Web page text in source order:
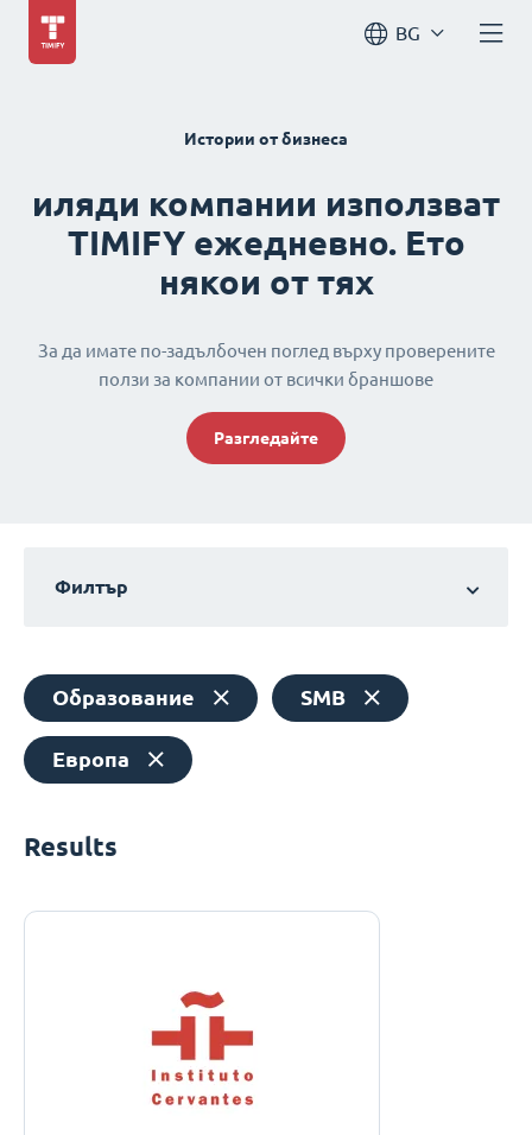
BG
Истории от бизнеса
иляди компании използват
TIMIFY ежедневно. Ето
някои от тях
За да имате по-задълбочен поглед върху проверените
ползи за компании от всички браншове
Разгледайте
Филтър
Образование SMB
Европа
Results